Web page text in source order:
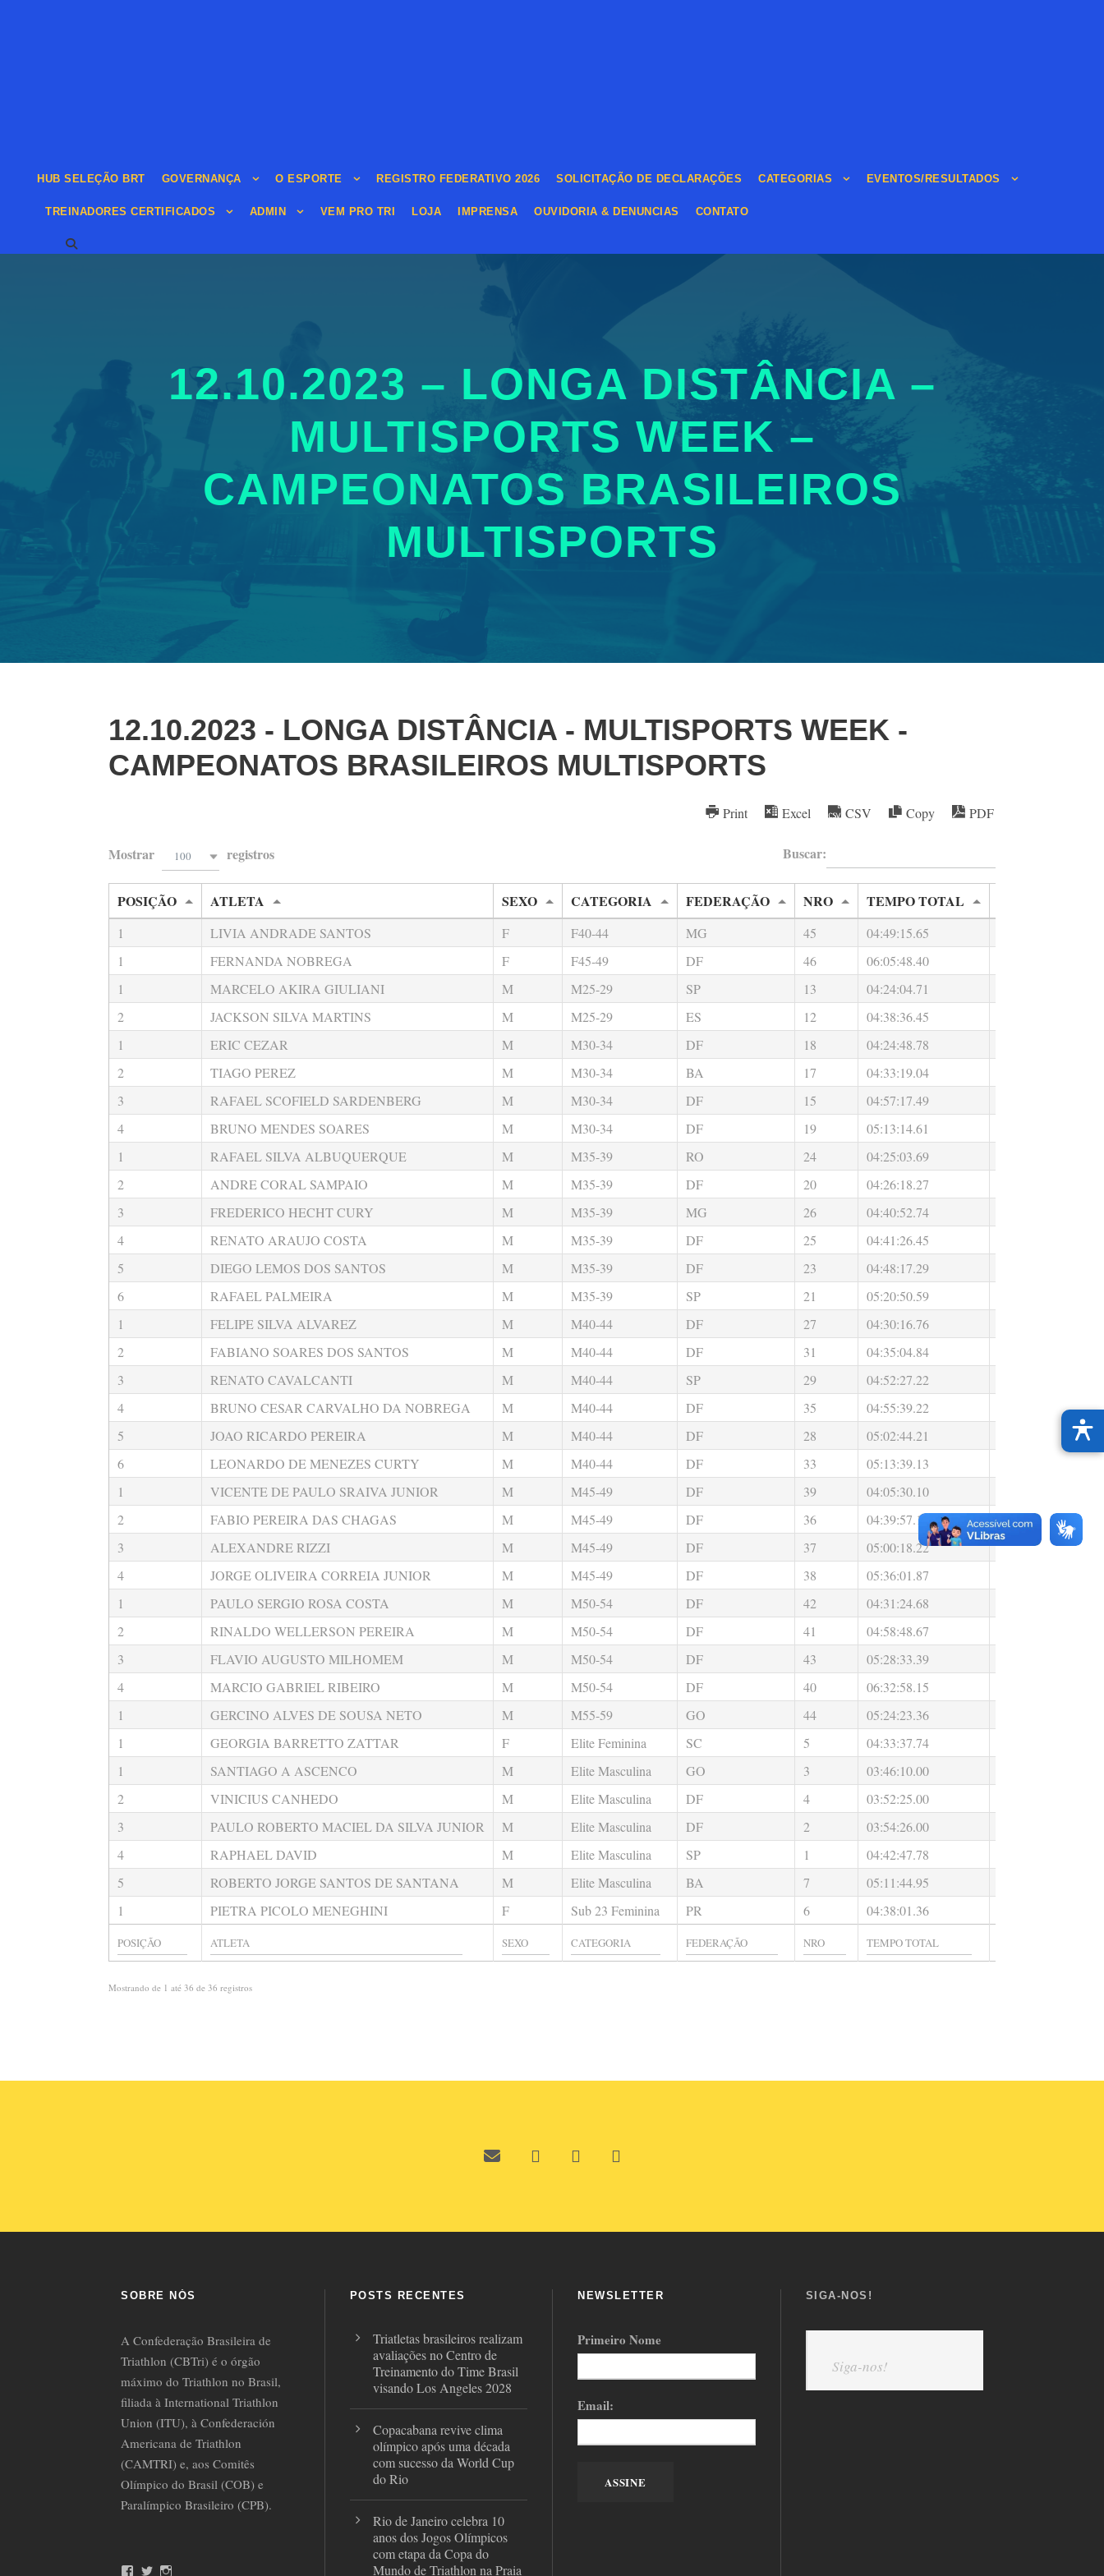
HUB SELEÇÃO BRT GOVERNANÇA O ESPORTE REGISTRO FEDERATIVO 2026 SOLICITAÇÃO DE DECLARAÇÕES CATEGORIAS EVENTOS/RESULTADOS
TREINADORES CERTIFICADOS ADMIN VEM PRO TRI LOJA IMPRENSA OUVIDORIA & DENUNCIAS CONTATO
12.10.2023 – LONGA DISTÂNCIA –
MULTISPORTS WEEK –
CAMPEONATOS BRASILEIROS
MULTISPORTS
12.10.2023 - LONGA DISTÂNCIA - MULTISPORTS WEEK -
CAMPEONATOS BRASILEIROS MULTISPORTS
Print Excel CSV Copy PDF
Mostrar 100 registros Buscar:
POSIÇÃO ATLETA SEXO CATEGORIA FEDERAÇÃO NRO TEMPO TOTAL
1 LIVIA ANDRADE SANTOS F F40-44 MG 45 04:49:15.65
1
FERNANDA NOBREGA F F45-49 DF 46 06:05:48.40
1
MARCELO AKIRA GIULIANI M M25-29 SP 13 04:24:04.71
2
JACKSON SILVA MARTINS M M25-29 ES 12 04:38:36.45
1
ERIC CEZAR M M30-34 DF 18 04:24:48.78
2
TIAGO PEREZ M M30-34 BA 17 04:33:19.04
3
RAFAEL SCOFIELD SARDENBERG M M30-34 DF 15 04:57:17.49
4
BRUNO MENDES SOARES M M30-34 DF 19 05:13:14.61
1
RAFAEL SILVA ALBUQUERQUE M M35-39 RO 24 04:25:03.69
2
ANDRE CORAL SAMPAIO M M35-39 DF 20 04:26:18.27
3
FREDERICO HECHT CURY M M35-39 MG 26 04:40:52.74
4
RENATO ARAUJO COSTA M M35-39 DF 25 04:41:26.45
5
DIEGO LEMOS DOS SANTOS M M35-39 DF 23 04:48:17.29
6
RAFAEL PALMEIRA M M35-39 SP 21 05:20:50.59
1
FELIPE SILVA ALVAREZ M M40-44 DF 27 04:30:16.76
2
FABIANO SOARES DOS SANTOS M M40-44 DF 31 04:35:04.84
3
RENATO CAVALCANTI M M40-44 SP 29 04:52:27.22
4
BRUNO CESAR CARVALHO DA NOBREGA M M40-44 DF 35 04:55:39.22
5
JOAO RICARDO PEREIRA M M40-44 DF 28 05:02:44.21
6
LEONARDO DE MENEZES CURTY M M40-44 DF 33 05:13:39.13
1
VICENTE DE PAULO SRAIVA JUNIOR M M45-49 DF 39 04:05:30.10
2
FABIO PEREIRA DAS CHAGAS M M45-49 DF 36 04:39:57.15 00:29:11.00
3
ALEXANDRE RIZZI M M45-49 DF 37 05:00:18.22 00:33:07.00
4
JORGE OLIVEIRA CORREIA JUNIOR M M45-49 DF 38 05:36:01.87
1
PAULO SERGIO ROSA COSTA M M50-54 DF 42 04:31:24.68
2
RINALDO WELLERSON PEREIRA M M50-54 DF 41 04:58:48.67
3
FLAVIO AUGUSTO MILHOMEM M M50-54 DF 43 05:28:33.39
4
MARCIO GABRIEL RIBEIRO M M50-54 DF 40 06:32:58.15
1
GERCINO ALVES DE SOUSA NETO M M55-59 GO 44 05:24:23.36
1
GEORGIA BARRETTO ZATTAR F Elite Feminina SC 5 04:33:37.74
1
SANTIAGO A ASCENCO M Elite Masculina GO 3 03:46:10.00
2
VINICIUS CANHEDO M Elite Masculina DF 4 03:52:25.00
3
PAULO ROBERTO MACIEL DA SILVA JUNIOR M Elite Masculina DF 2 03:54:26.00
4
RAPHAEL DAVID M Elite Masculina SP 1 04:42:47.78
5
ROBERTO JORGE SANTOS DE SANTANA M Elite Masculina BA 7 05:11:44.95
1
PIETRA PICOLO MENEGHINI F Sub 23 Feminina PR 6 04:38:01.36
Mostrando de 1 até 36 de 36 registros
SOBRE NÓS
A Confederação Brasileira de
Triathlon (CBTri) é o órgão
máximo do Triathlon no Brasil,
filiada à International Triathlon
Union (ITU), à Confederación
Americana de Triathlon
(CAMTRI) e, aos Comitês
Olímpico do Brasil (COB) e
Paralímpico Brasileiro (CPB).
T
POSTS RECENTES
Triatletas brasileiros realizam
avaliações no Centro de
Treinamento do Time Brasil
visando Los Angeles 2028
Copacabana revive clima
olímpico após uma década
com sucesso da World Cup
do Rio
Rio de Janeiro celebra 10
anos dos Jogos Olímpicos
com etapa da Copa do
Mundo de Triathlon na Praia
NEWSLETTER
Primeiro Nome
Email:
SIGA-NOS!
Siga-nos!